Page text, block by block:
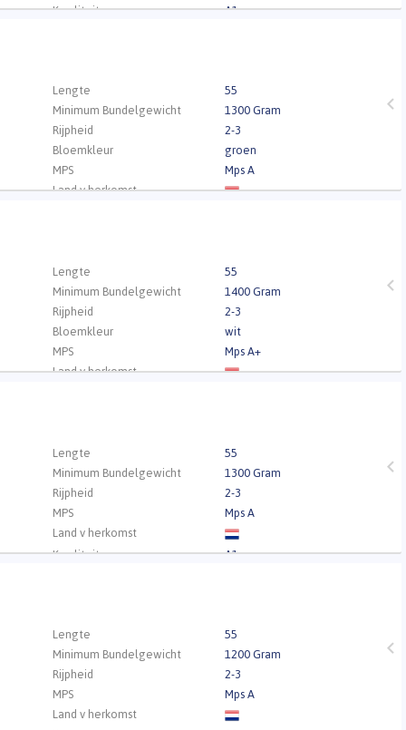
Kwaliteit
A1
Lengte
55
Minimum Bundelgewicht
1300 Gram
Rijpheid
2-3
Bloemkleur
groen
MPS
Mps A
Land v herkomst
Lengte
55
Minimum Bundelgewicht
1400 Gram
Rijpheid
2-3
Bloemkleur
wit
MPS
Mps A+
Land v herkomst
Lengte
55
Minimum Bundelgewicht
1300 Gram
Rijpheid
2-3
MPS
Mps A
Land v herkomst
Kwaliteit
A1
Lengte
55
Minimum Bundelgewicht
1200 Gram
Rijpheid
2-3
MPS
Mps A
Land v herkomst